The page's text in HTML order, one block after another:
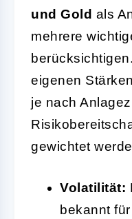
und Gold als
mehrere
eigenen
je nach
gewichtet
Volatilität:
bekannt